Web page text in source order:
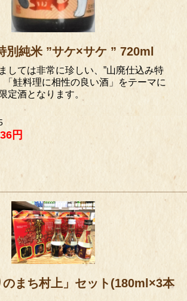
別純米 ”サケ×サケ ” 720ml
しては非常に珍しい、”山廃仕込み特
「鮭料理に相性の良い酒」をテーマに
定酒となります。
円
のまち村上」セット(180ml×3本